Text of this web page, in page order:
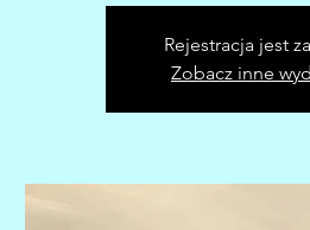
Rejestracja jest
Zobacz inne